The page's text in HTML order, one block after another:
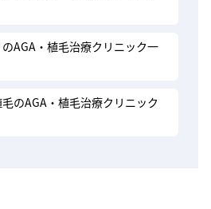
AGA・植毛治療クリニック一
のAGA・植毛治療クリニック